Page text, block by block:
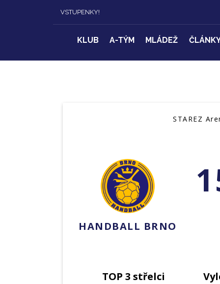
VSTUPENKY!
KLUB A-TÝM MLÁDEŽ
STAREZ
HANDBALL BRNO
TOP 3 střelci